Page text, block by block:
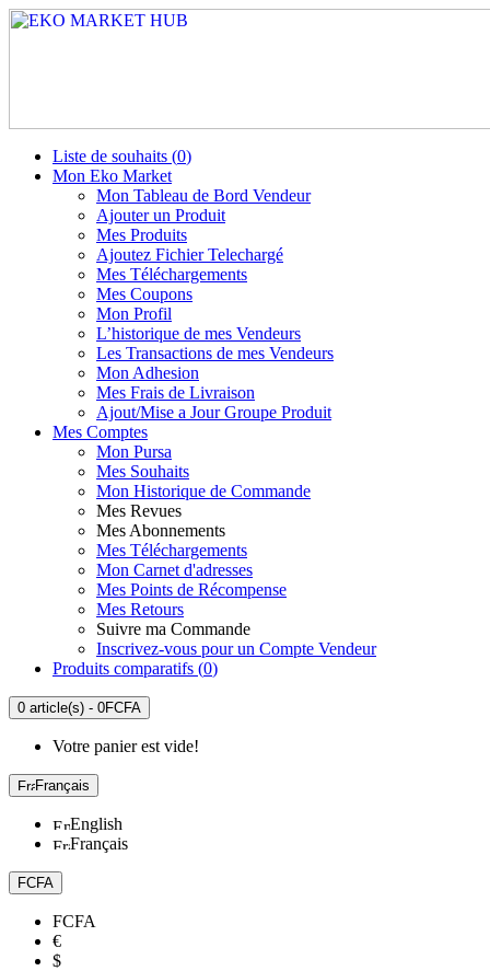
Liste de souhaits (0)
Mon Eko Market
Mon Tableau de Bord Vendeur
Ajouter un Produit
Mes Produits
Ajoutez Fichier Telechargé
Mes Téléchargements
Mes Coupons
Mon Profil
L’historique de mes Vendeurs
Les Transactions de mes Vendeurs
Mon Adhesion
Mes Frais de Livraison
Ajout/Mise a Jour Groupe Produit
Mes Comptes
Mon Pursa
Mes Souhaits
Mon Historique de Commande
Mes Revues
Mes Abonnements
Mes Téléchargements
Mon Carnet d'adresses
Mes Points de Récompense
Mes Retours
Suivre ma Commande
Inscrivez-vous pour un Compte Vendeur
Produits comparatifs (0)
0 article(s) - 0FCFA
Votre panier est vide!
Français
English
Français
FCFA
FCFA
€
$